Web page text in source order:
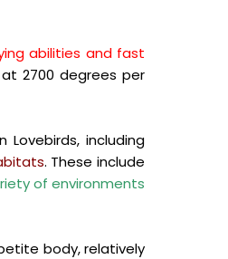
abilities and fast
2700 degrees per
including
. These include
of environments
body, relatively